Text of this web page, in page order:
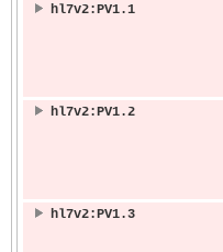
hl7v2:PV1.1
hl7v2:PV1.2
hl7v2:PV1.3